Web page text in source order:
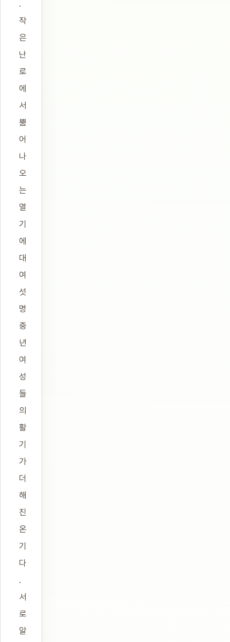
.
작
은
난
로
에
서
뿜
어
나
오
는
열
기
에
대
여
섯
명
중
년
여
성
들
의
활
기
가
더
해
진
온
기
다
.
서
로
알